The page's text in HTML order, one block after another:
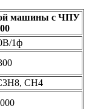
машины с ЧПУ
1ф
CH4